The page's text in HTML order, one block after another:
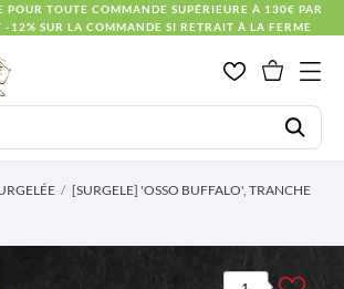
POUR TOUTE COMMANDE SUPÉRIEURE À 130€ PAR
-12% SUR LA COMMANDE SI RETRAIT À LA FERME
[SURGELE] 'OSSO BUFFALO', TRANCHE